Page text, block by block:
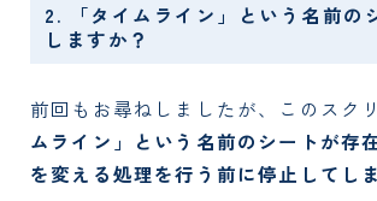
2. 「タイムライン」という名前の
しますか？
前回もお尋ねしましたが、このスク
ムライン」という名前のシートが存
を変える処理を行う前に停止してし